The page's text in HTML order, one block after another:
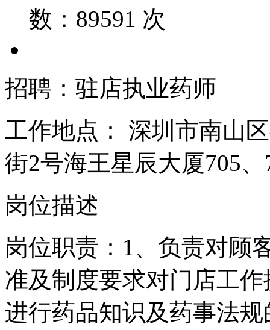
数： 89591 次
招聘：驻店执业药师
工作地点： 深圳市南山
街2号海王星辰大厦705、
岗位描述
岗位职责：1、负责对顾
准及制度要求对门店工
进行药品知识及药事法